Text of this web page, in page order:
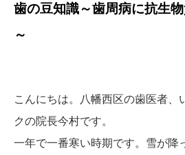
歯の豆知識～歯周病に抗生
～
こんにちは。八幡西区の歯医者、
クの院長今村です。
一年で一番寒い時期です。雪が降